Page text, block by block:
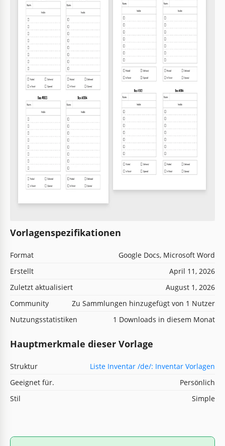
Vorlagenspezifikationen
Format
Google Docs, Microsoft Word
Erstellt
April 11, 2026
Zuletzt aktualisiert
August 1, 2026
Community
Zu Sammlungen hinzugefügt von 1 Nutzer
Nutzungsstatistiken
1 Downloads in diesem Monat
Hauptmerkmale dieser Vorlage
Struktur
Liste Inventar /de/: Inventar Vorlagen
Geeignet für.
Persönlich
Stil
Simple